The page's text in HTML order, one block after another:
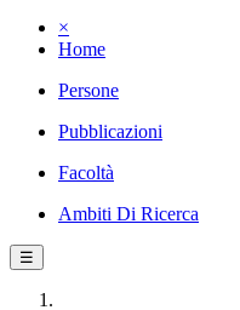
×
Home
Persone
Pubblicazioni
Facoltà
Ambiti Di Ricerca
☰